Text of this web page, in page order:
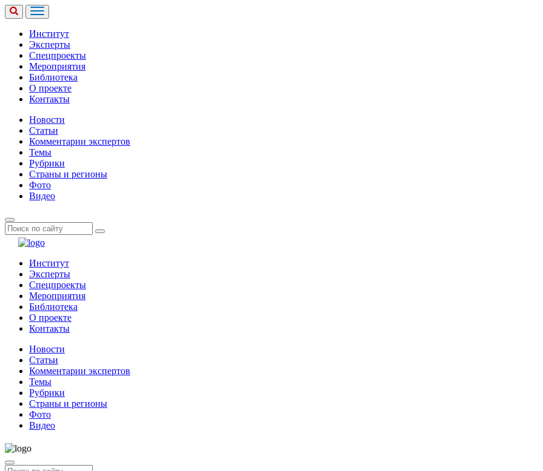
Институт
Эксперты
Спецпроекты
Мероприятия
Библиотека
О проекте
Контакты
Новости
Статьи
Комментарии экспертов
Темы
Рубрики
Страны и регионы
Фото
Видео
Институт
Эксперты
Спецпроекты
Мероприятия
Библиотека
О проекте
Контакты
Новости
Статьи
Комментарии экспертов
Темы
Рубрики
Страны и регионы
Фото
Видео